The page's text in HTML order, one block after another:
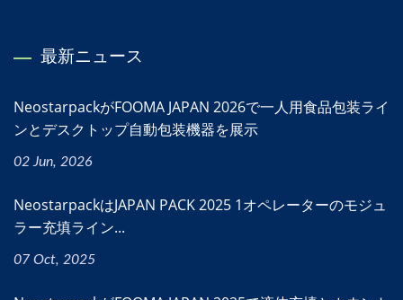
最新ニュース
NeostarpackがFOOMA JAPAN 2026で一人用食品包装ライ
ンとデスクトップ自動包装機器を展示
02 Jun, 2026
NeostarpackはJAPAN PACK 2025 1オペレーターのモジュ
ラー充填ライン...
07 Oct, 2025